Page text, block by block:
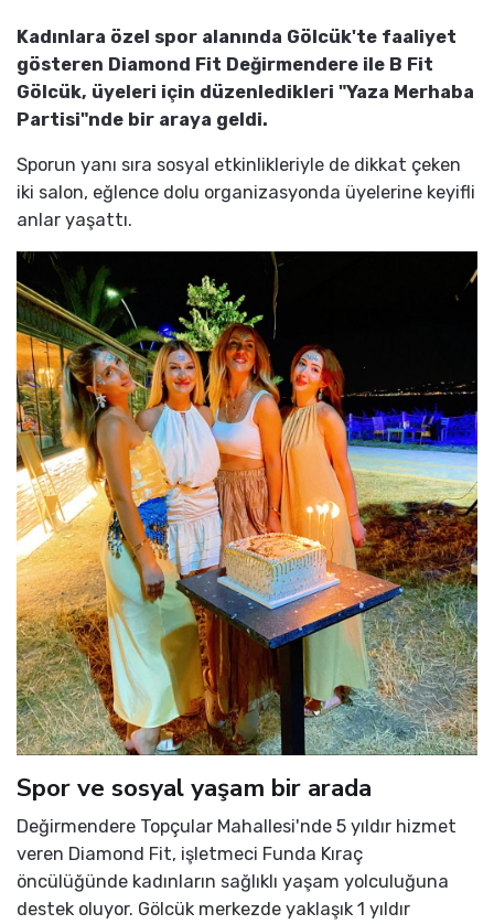
Kadınlara özel spor alanında Gölcük'te faaliyet
gösteren Diamond Fit Değirmendere ile B Fit
Gölcük, üyeleri için düzenledikleri "Yaza Merhaba
Partisi"nde bir araya geldi.
Sporun yanı sıra sosyal etkinlikleriyle de dikkat çeken
iki salon, eğlence dolu organizasyonda üyelerine keyifli
anlar yaşattı.
Spor ve sosyal yaşam bir arada
Değirmendere Topçular Mahallesi'nde 5 yıldır hizmet
veren Diamond Fit, işletmeci Funda Kıraç
öncülüğünde kadınların sağlıklı yaşam yolculuğuna
destek oluyor. Gölcük merkezde yaklaşık 1 yıldır